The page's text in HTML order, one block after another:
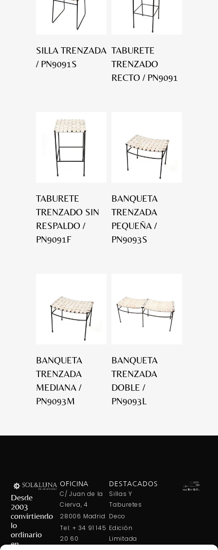
SILLA TRENZADA
/ PN9091S
TABURETE
TRENZADO
RECTO / PN9091
TABURETE
TRENZADO SIN
RESPALDO /
PN9091F
BANQUETA
TRENZADA
PEQUEÑA /
PN9093S
BANQUETA
TRENZADA
MEDIANA /
PN9093M
BANQUETA
TRENZADA
DOBLE /
PN9093L
Desde
2003
convirtiendo
lo
ordinario
en
OFICINA
C/ Juan de la
Cierva, 4
28006 Madrid
Tel: + 34 91 145
20 60
DESTACADOS
Sillas Y
Taburetes
Deco
Edición
Limitada